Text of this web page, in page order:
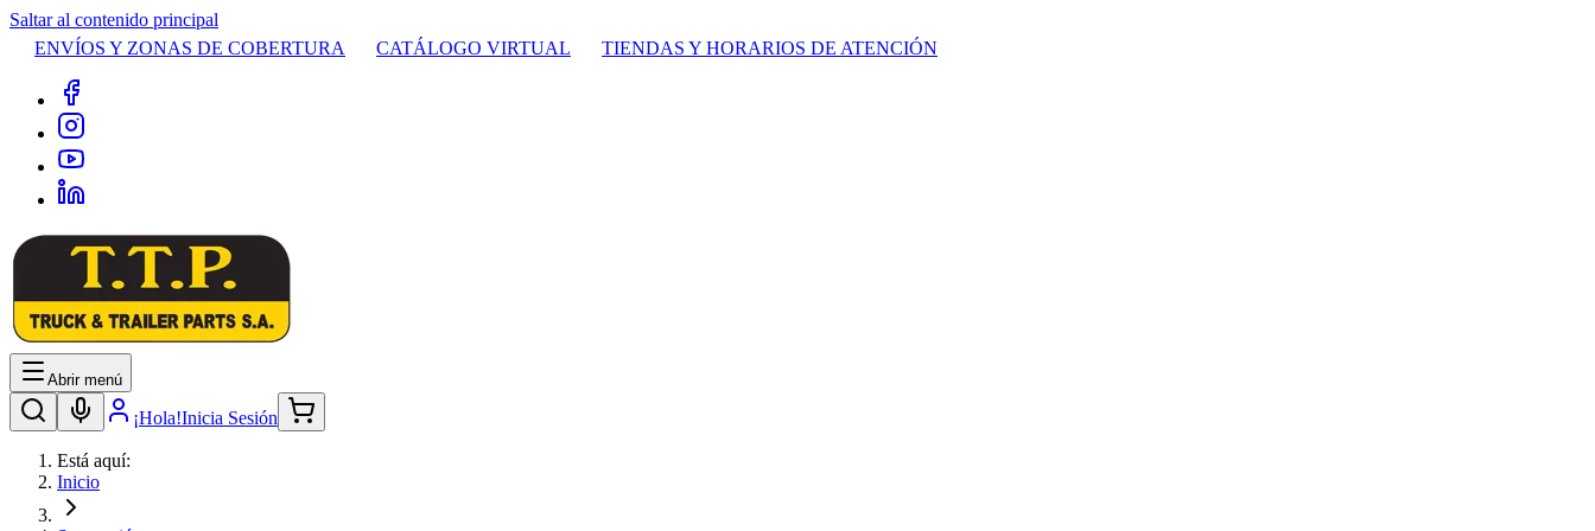
Saltar al contenido principal
ENVÍOS Y ZONAS DE COBERTURA
CATÁLOGO VIRTUAL TIENDAS Y HORARIOS DE ATENCIÓN
Abrir menú
¡Hola!Inicia Sesión
Está aquí:
Inicio